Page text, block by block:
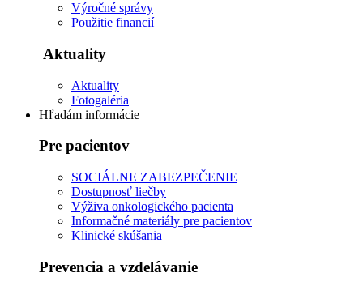
Výročné správy
Použitie financií
Aktuality
Aktuality
Fotogaléria
Hľadám informácie
Pre pacientov
SOCIÁLNE ZABEZPEČENIE
Dostupnosť liečby
Výživa onkologického pacienta
Informačné materiály pre pacientov
Klinické skúšania
Prevencia a vzdelávanie